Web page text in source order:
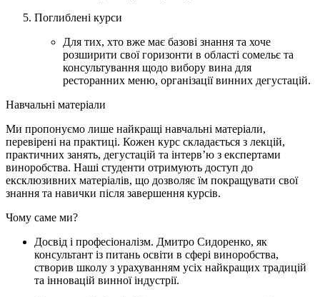
Поглиблені курси
Для тих, хто вже має базові знання та хоче
розширити свої горизонти в області сомельє та
консультування щодо вибору вина для
ресторанних меню, організації винних дегустацій.
Навчальні матеріали
Ми пропонуємо лише найкращі навчальні матеріали,
перевірені на практиці. Кожен курс складається з лекцій,
практичних занять, дегустацій та інтерв’ю з експертами
виноробства. Наші студенти отримують доступ до
ексклюзивних матеріалів, що дозволяє їм покращувати свої
знання та навички після завершення курсів.
Чому саме ми?
Досвід і професіоналізм. Дмитро Сидоренко, як
консультант із питань освіти в сфері виноробства,
створив школу з урахуванням усіх найкращих традицій
та інновацій винної індустрії.